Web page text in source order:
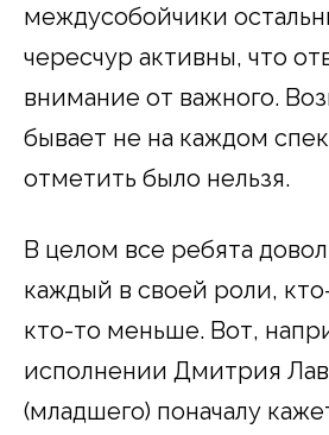
междусобойчики
чересчур активны, что
внимание от важного.
бывает не на каждом
отметить было нельзя.
В целом все ребята
каждый в своей роли,
кто-то меньше. Вот,
исполнении Дмитрия
(младшего) поначалу